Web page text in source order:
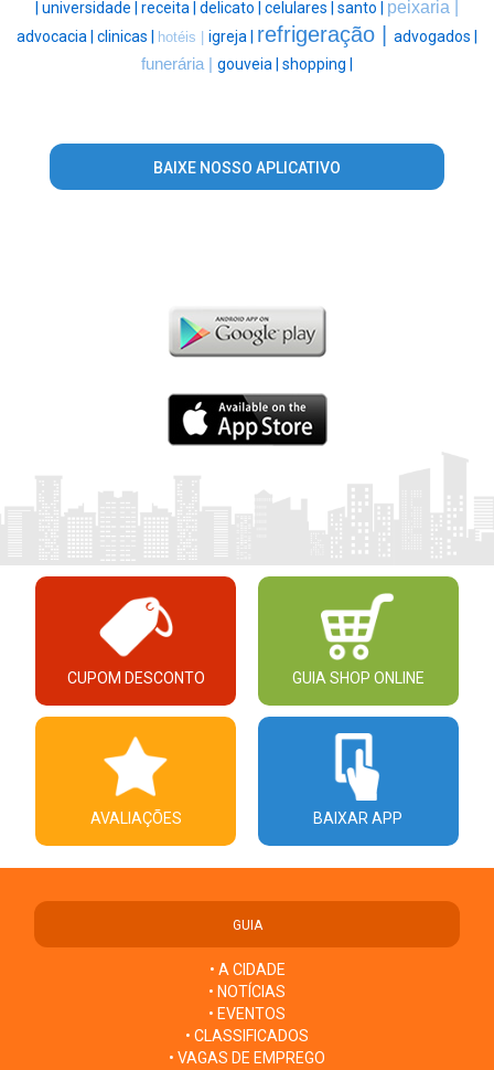
| universidade | receita | delicato | celulares | santo | peixaria |
advocacia | clinicas | hotéis | igreja | refrigeração | advogados |
funerária | gouveia | shopping |
BAIXE NOSSO APLICATIVO
CUPOM DESCONTO GUIA SHOP ONLINE
AVALIAÇÕES BAIXAR APP
GUIA
• A CIDADE
• NOTÍCIAS
• EVENTOS
• CLASSIFICADOS
• VAGAS DE EMPREGO